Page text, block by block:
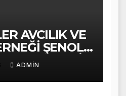
AVCILIK VE
ŞENOL
TAZELEDİ
ETTİ
ADMIN